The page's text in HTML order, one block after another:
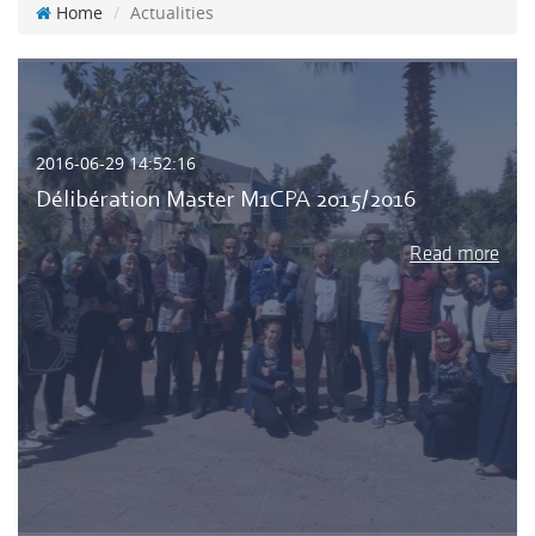
Home Actualities
2016-06-29 14:52:16
Délibération Master M1CPA 2015/2016
Read more